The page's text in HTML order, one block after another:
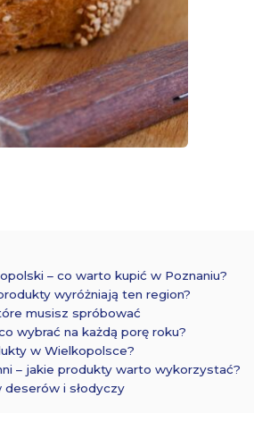
– co warto kupić w Poznaniu?
wyróżniają ten region?
musisz spróbować
wybrać na każdą porę roku?
w Wielkopolsce?
– jakie produkty warto wykorzystać?
deserów i słodyczy